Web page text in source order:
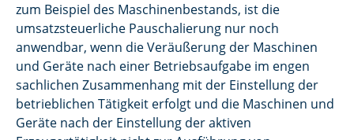
zum Beispiel des Maschinenbestands, ist die
umsatzsteuerliche Pauschalierung nur noch
anwendbar, wenn die Veräußerung der Maschinen
und Geräte nach einer Betriebsaufgabe im engen
sachlichen Zusammenhang mit der Einstellung der
betrieblichen Tätigkeit erfolgt und die Maschinen und
Geräte nach der Einstellung der aktiven